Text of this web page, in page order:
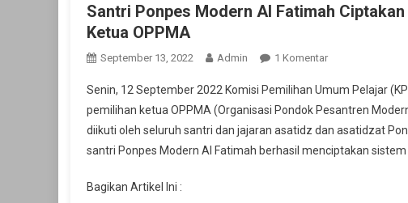
Santri Ponpes Modern Al Fatimah
Ketua OPPMA
September 13, 2022 Admin 1 KomentarPada
Ponpes
Modern
Al
Fatimah
Senin, 12 September 2022 Komisi Pemilihan Umum Pelajar
pemilihan ketua OPPMA (Organisasi Pondok Pesantren
diikuti oleh seluruh santri dan jajaran asatidz dan asatidzat
santri Ponpes Modern Al Fatimah berhasil menciptakan sistem
Bagikan Artikel Ini :